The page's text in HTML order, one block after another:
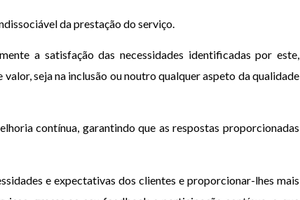
da prestação do serviço.
a satisfação das necessidades identificadas por este,
seja na inclusão ou noutro qualquer aspeto da qualidade
contínua, garantindo que as respostas proporcionadas
e expectativas dos clientes e proporcionar-lhes mais